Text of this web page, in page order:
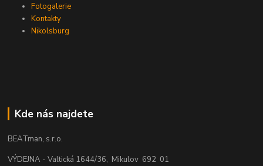
Fotogalerie
Kontakty
Nikolsburg
Kde nás najdete
BEATman, s.r.o.
VÝDEJNA - Valtická 1644/36, Mikulov 692 01